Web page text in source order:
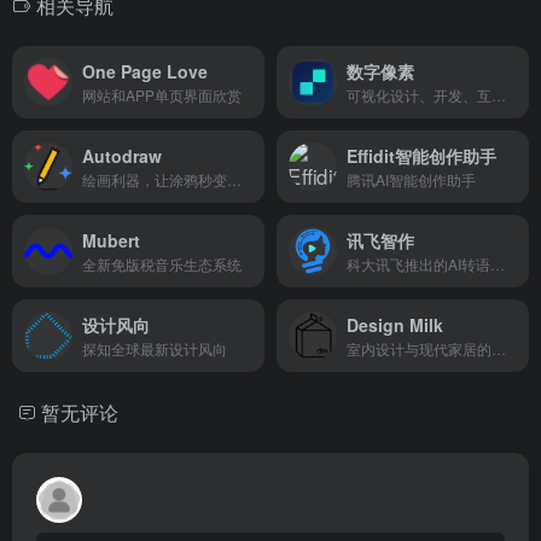
One Page Love
网站和APP单页界面欣赏
数字像素
Autodraw Effidit智能创作助手
腾讯AI智能创作助手
Mubert
全新免版税音乐生态系统
讯飞智作
设计风向
探知全球最新设计风向
Design Milk
暂无评论